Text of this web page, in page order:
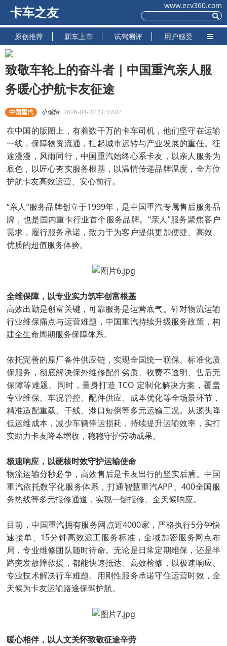
卡车之友
www.ecv360.com
原创推荐 新车上市 试驾测评 用户感受
致敬车轮上的奋斗者｜中国重汽亲人服
务暖心护航卡友征途
中国重汽 小编辑 2026-04-30 11:33:02
在中国的版图上，有着数千万的卡车司机，他们坚守在运输
一线，保障物资流通，扛起城市运转与产业发展的重任。征
途漫漫，风雨同行，中国重汽始终心系卡友，以亲人服务为
底色，以匠心夯实服务根基，以温情传递品牌温度，全方位
护航卡友高效运营、安心前行。
“亲人”服务品牌创立于1999年，是中国重汽专属售后服务品
牌，也是国内重卡行业首个服务品牌。“亲人”服务聚焦客户
需求，履行服务承诺，致力于为客户提供更加便捷、高效、
优质的超值服务体验。
全维保障，以专业实力筑牢创富根基
高效出勤是创富关键，可靠服务是运营底气。针对物流运输
行业维保痛点与运营难题，中国重汽持续升级服务政策，构
建全生命周期服务保障体系。
依托完善的原厂备件供应链，实现全国统一联保、标准化质
保服务，彻底解决保外维修配件劣质、收费不透明、售后无
保障等难题。同时，量身打造 TCO 定制化解决方案，覆盖
专业维保、车况管控、配件供应、成本优化等全场景环节，
精准适配重载、干线、港口短倒等多元运输工况。从源头降
低运维成本，减少车辆停运损耗，持续提升运输效率，实打
实助力卡友降本增收，稳稳守护劳动成果。
极速响应，以硬核时效守护运输使命
物流运输分秒必争，高效售后是卡友出行的坚实后盾。中国
重汽依托数字化服务体系，打通智慧重汽APP、400全国服
务热线等多元报修通道，实现一键报修、全天候响应。
目前，中国重汽拥有服务网点近4000家，严格执行5分钟快
速接单、15分钟高效派工服务标准，全域加密服务网点布
局，专业维修团队随时待命。无论是日常定期维保，还是半
路突发故障救援，都能快速抵达、高效检修，以极速响应、
专业技术解决行车难题。用刚性服务承诺守住运营时效，全
天候为卡友运输路途保驾护航。
暖心相伴，以人文关怀致敬征途辛劳